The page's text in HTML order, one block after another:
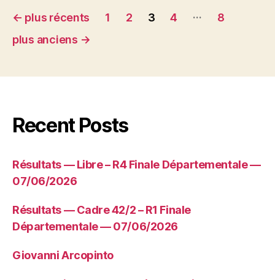
Pagination
des
← plus récents 1 2 3 4 …
8
plus anciens →
Recent Posts
Résultats — Libre – R4 Finale Départementale —
07/06/2026
Résultats — Cadre 42/2 – R1 Finale
Départementale — 07/06/2026
Giovanni Arcopinto